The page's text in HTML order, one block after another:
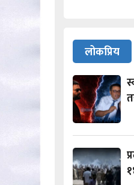
लोकप्रिय